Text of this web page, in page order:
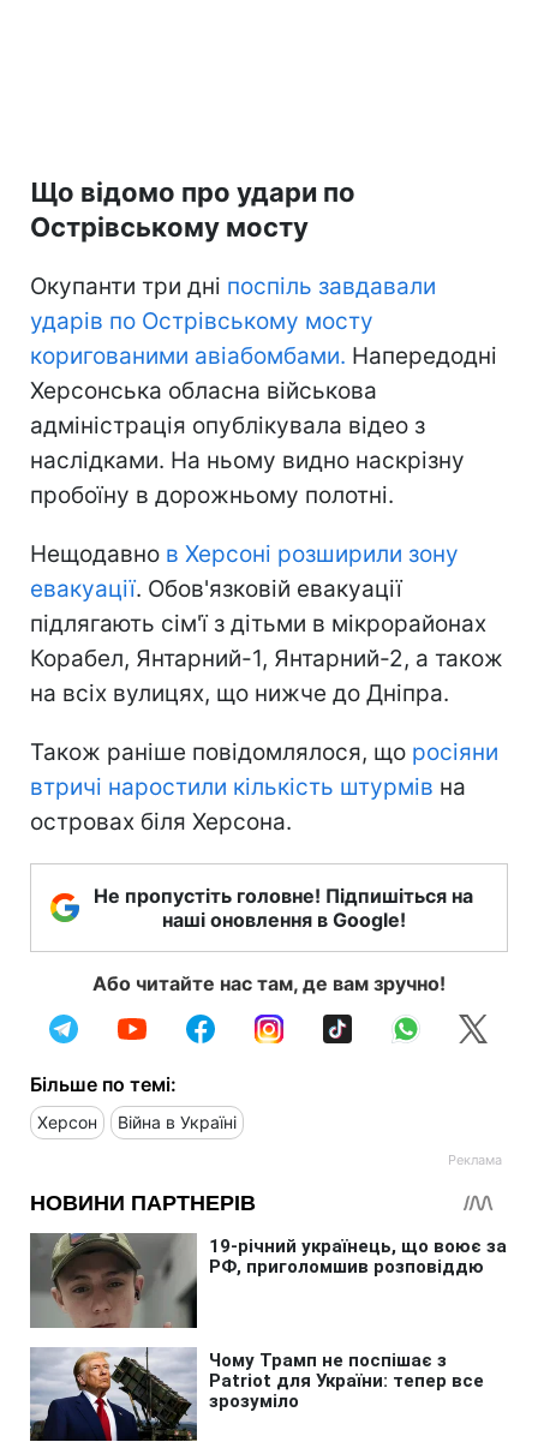
Що відомо про удари по
Острівському мосту
Окупанти три дні поспіль завдавали
ударів по Острівському мосту
коригованими авіабомбами. Напередодні
Херсонська обласна військова
адміністрація опублікувала відео з
наслідками. На ньому видно наскрізну
пробоїну в дорожньому полотні.
Нещодавно в Херсоні розширили зону
евакуації. Обов'язковій евакуації
підлягають сім'ї з дітьми в мікрорайонах
Корабел, Янтарний-1, Янтарний-2, а також
на всіх вулицях, що нижче до Дніпра.
Також раніше повідомлялося, що росіяни
втричі наростили кількість штурмів на
островах біля Херсона.
Не пропустіть головне! Підпишіться на
наші оновлення в Google!
Або читайте нас там, де вам зручно!
Більше по темі:
Херсон Війна в Україні